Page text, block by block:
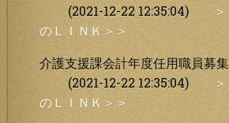
(2021-12-22 12:35:04)
のＬＩＮＫ＞＞
介護支援課会計年度任用職員募集
(2021-12-22 12:35:04)
のＬＩＮＫ＞＞